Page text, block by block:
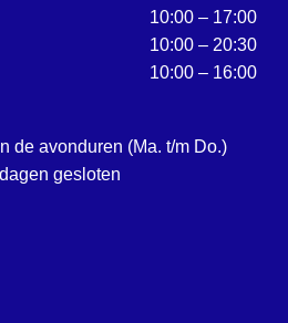
10:00 – 17:00
10:00 – 20:30
10:00 – 16:00
de avonduren (Ma. t/m Do.)
gesloten